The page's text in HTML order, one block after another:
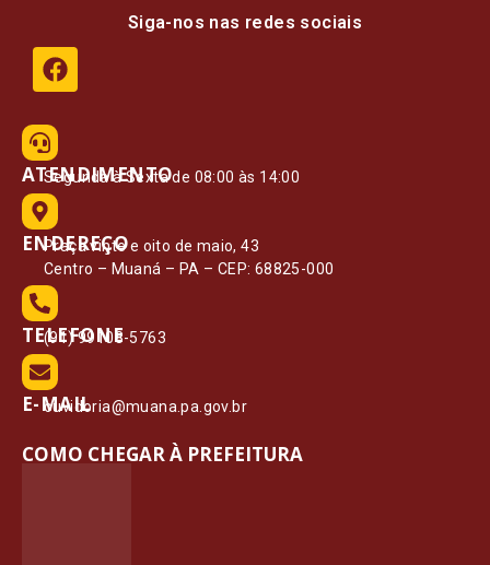
Siga-nos nas redes sociais
ATENDIMENTO
Segunda à Sexta de 08:00 às 14:00
ENDEREÇO
Praça vinte e oito de maio, 43
Centro – Muaná – PA – CEP: 68825-000
TELEFONE
(91) 99108-5763
E-MAIL
ouvidoria@muana.pa.gov.br
COMO CHEGAR À PREFEITURA